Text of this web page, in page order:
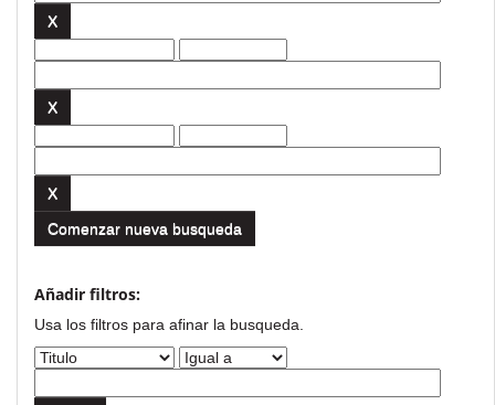
Comenzar nueva busqueda
Añadir filtros:
Usa los filtros para afinar la busqueda.